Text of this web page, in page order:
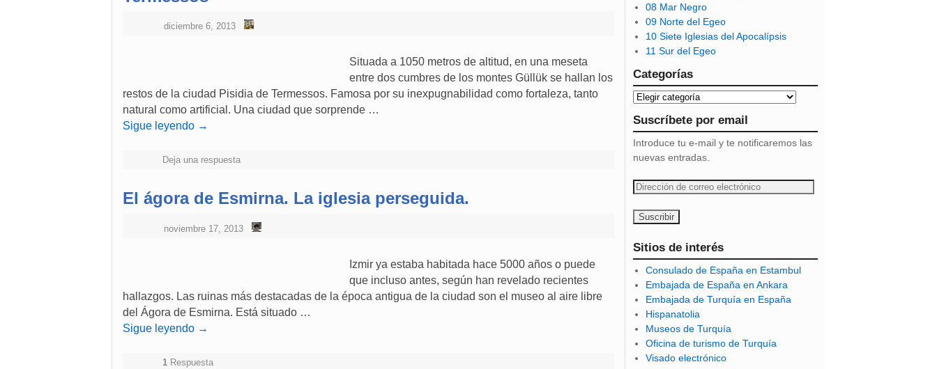
diciembre 6, 2013
Situada a 1050 metros de altitud, en una meseta
entre dos cumbres de los montes Güllük se hallan los
restos de la ciudad Pisidia de Termessos. Famosa por su inexpugnabilidad como fortaleza, tanto
natural como artificial. Una ciudad que sorprende …
Sigue leyendo →
Deja una respuesta
El ágora de Esmirna. La iglesia perseguida.
noviembre 17, 2013
Izmir ya estaba habitada hace 5000 años o puede
que incluso antes, según han revelado recientes
hallazgos. Las ruinas más destacadas de la época antigua de la ciudad son el museo al aire libre
del Ágora de Esmirna. Está situado …
Sigue leyendo →
1Respuesta
08 Mar Negro
09 Norte del Egeo
10 Siete Iglesias del Apocalípsis
11 Sur del Egeo
Categorías
Suscríbete por email
Introduce tu e-mail y te notificaremos las
nuevas entradas.
D
c
c
i
ó
n
d
e
c
o
Sitios de interés
Consulado de España en Estambul
Embajada de España en Ankara
Embajada de Turquía en España
Hispanatolia
Museos de Turquía
Oficina de turismo de Turquía
Visado electrónico